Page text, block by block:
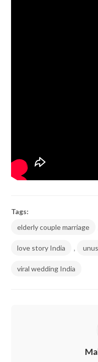
Tags:
elderly couple marriage
love story India ,
viral wedding India